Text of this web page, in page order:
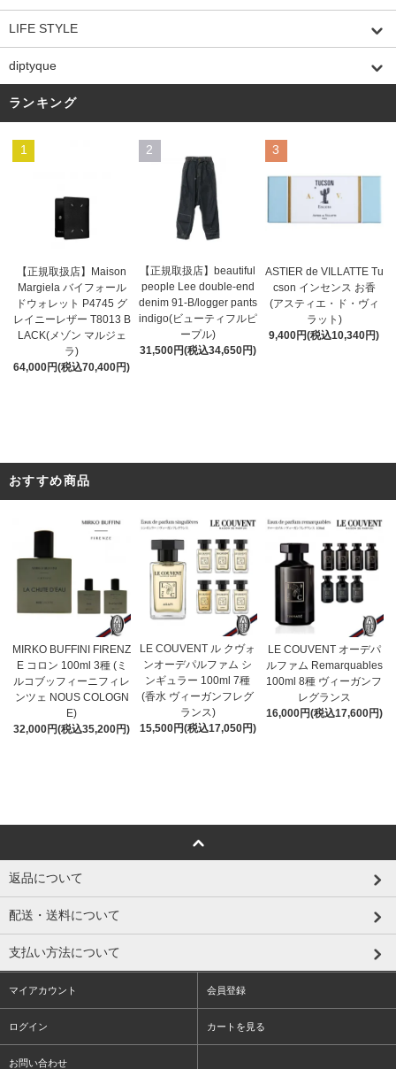
LIFE STYLE
diptyque
ランキング
1
【正規取扱店】Maison
Margiela バイフォール
ドウォレット P4745 グ
レイニーレザー T8013 B
LACK(メゾン マルジェ
ラ)
64,000円(税込70,400円)
2
【正規取扱店】beautiful
people Lee double-end
denim 91-B/logger pants
indigo(ビューティフルピ
ープル)
31,500円(税込34,650円)
3
ASTIER de VILLATTE Tu
cson インセンス お香
(アスティエ・ド・ヴィ
ラット)
9,400円(税込10,340円)
おすすめ商品
MIRKO BUFFINI FIRENZ
E コロン 100ml 3種 (ミ
ルコブッフィーニフィレ
ンツェ NOUS COLOGN
E)
32,000円(税込35,200円)
LE COUVENT ル クヴォ
ンオーデパルファム シ
ンギュラー 100ml 7種
(香水 ヴィーガンフレグ
ランス)
15,500円(税込17,050円)
LE COUVENT オーデパ
ルファム Remarquables
100ml 8種 ヴィーガンフ
レグランス
16,000円(税込17,600円)
返品について
配送・送料について
支払い方法について
マイアカウント 会員登録
ログイン カートを見る
お問い合わせ